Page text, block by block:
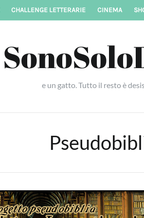
CHALLENGE LETTERARIE CINEMA
e un gatto. Tutto il resto è